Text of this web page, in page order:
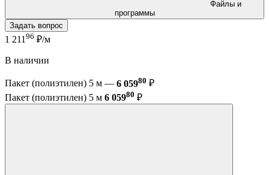
программы
Задать вопрос
1 211 96 ₽/м
В наличии
Пакет (полиэтилен) 5 м — 6 05980 ₽
Пакет (полиэтилен) 5 м 6 05980 ₽